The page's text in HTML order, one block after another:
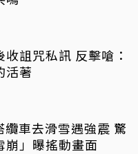
詛咒私訊 反擊嗆：
活著
纜車去滑雪遇強震 驚
崩」曝搖動畫面